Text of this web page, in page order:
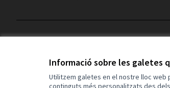
Informació sobre les galetes
Utilitzem galetes en el nostre lloc web
continguts més personalitzats des